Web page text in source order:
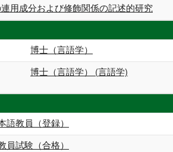
用成分および修飾関係の記述的研究
博士（言語学）
博士（言語学） (言語学)
語教員（登録）
員試験（合格）